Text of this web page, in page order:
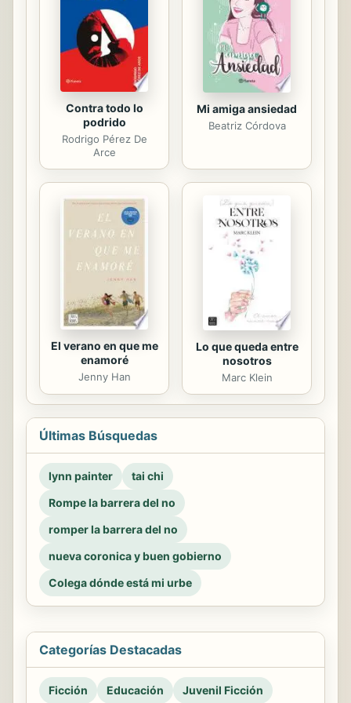
Contra todo lo
podrido
Rodrigo Pérez De
Arce
Mi amiga ansiedad
Beatriz Córdova
El verano en que me
enamoré
Jenny Han
Lo que queda entre
nosotros
Marc Klein
Últimas Búsquedas
lynn painter
tai chi
Rompe la barrera del no
romper la barrera del no
nueva coronica y buen gobierno
Colega dónde está mi urbe
Categorías Destacadas
Ficción Educación Juvenil Ficción